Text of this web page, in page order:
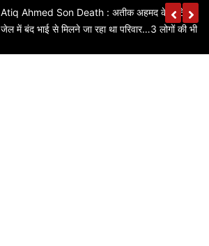
Atiq Ahmed Son Death : अतीक अहमद के छोटे बेटे
जेल में बंद भाई से मिलने जा रहा था परिवार…3 लोगों की भी